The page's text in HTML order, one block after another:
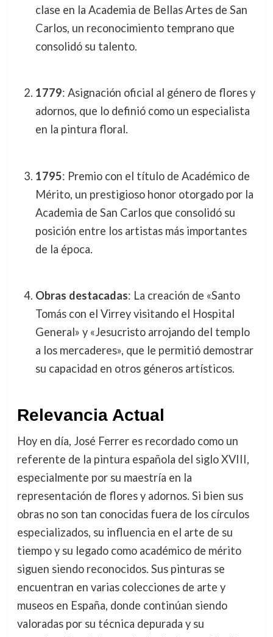
clase en la Academia de Bellas Artes de San
Carlos, un reconocimiento temprano que
consolidó su talento.
1779: Asignación oficial al género de flores y
adornos, que lo definió como un especialista
en la pintura floral.
1795: Premio con el título de Académico de
Mérito, un prestigioso honor otorgado por la
Academia de San Carlos que consolidó su
posición entre los artistas más importantes
de la época.
Obras destacadas: La creación de «Santo
Tomás con el Virrey visitando el Hospital
General» y «Jesucristo arrojando del templo
a los mercaderes», que le permitió demostrar
su capacidad en otros géneros artísticos.
Relevancia Actual
Hoy en día, José Ferrer es recordado como un
referente de la pintura española del siglo XVIII,
especialmente por su maestría en la
representación de flores y adornos. Si bien sus
obras no son tan conocidas fuera de los círculos
especializados, su influencia en el arte de su
tiempo y su legado como académico de mérito
siguen siendo reconocidos. Sus pinturas se
encuentran en varias colecciones de arte y
museos en España, donde continúan siendo
valoradas por su técnica depurada y su